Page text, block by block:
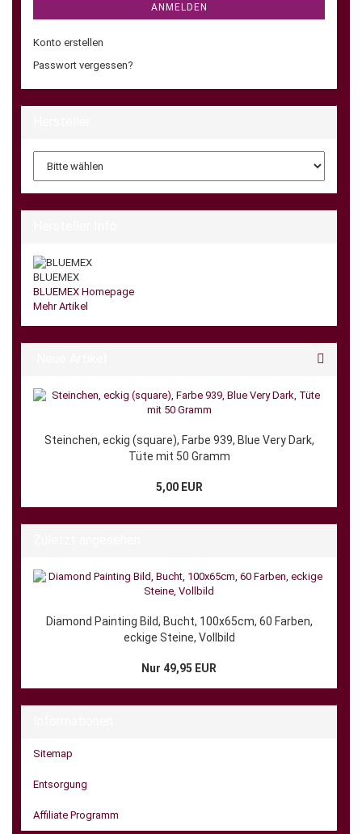
ANMELDEN
Konto erstellen
Passwort vergessen?
BLUEMEX
BLUEMEX Homepage
Mehr Artikel
Steinchen, eckig (square), Farbe 939, Blue Very Dark,
Tüte mit 50 Gramm
5,00 EUR
Diamond Painting Bild, Bucht, 100x65cm, 60 Farben,
eckige Steine, Vollbild
Nur 49,95 EUR
Sitemap
Entsorgung
Affiliate Programm